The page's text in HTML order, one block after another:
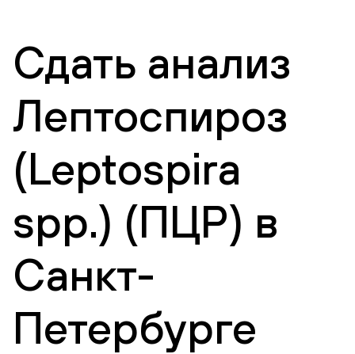
Сдать анализ
Лептоспироз
(Leptospira
spp.) (ПЦР) в
Санкт-
Петербурге